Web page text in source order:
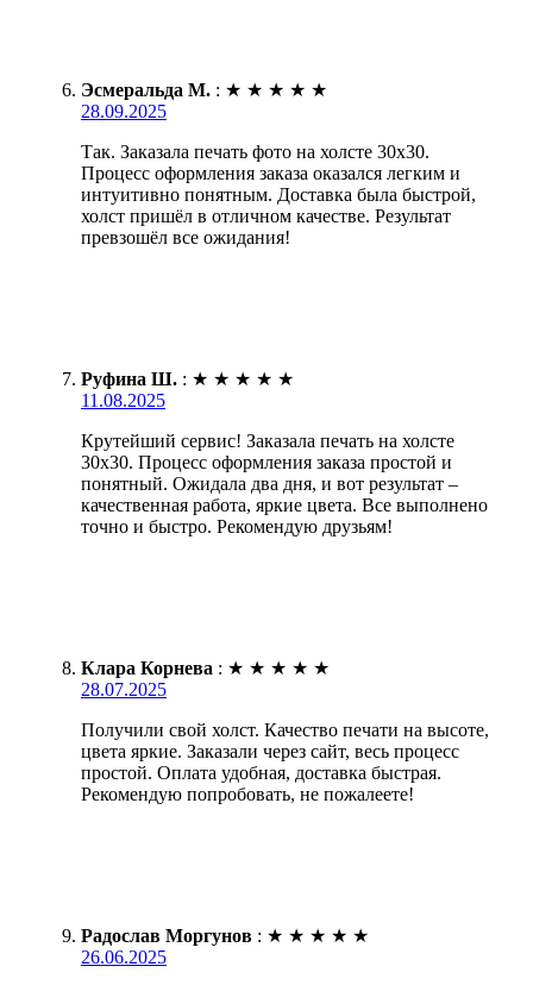
Эсмеральда М. : ★ ★ ★ ★ ★
28.09.2025
Так. Заказала печать фото на холсте 30х30.
Процесс оформления заказа оказался легким и
интуитивно понятным. Доставка была быстрой,
холст пришёл в отличном качестве. Результат
превзошёл все ожидания!
Руфина Ш. : ★ ★ ★ ★ ★
11.08.2025
Крутейший сервис! Заказала печать на холсте
30х30. Процесс оформления заказа простой и
понятный. Ожидала два дня, и вот результат –
качественная работа, яркие цвета. Все выполнено
точно и быстро. Рекомендую друзьям!
Клара Корнева : ★ ★ ★ ★ ★
28.07.2025
Получили свой холст. Качество печати на высоте,
цвета яркие. Заказали через сайт, весь процесс
простой. Оплата удобная, доставка быстрая.
Рекомендую попробовать, не пожалеете!
Радослав Моргунов : ★ ★ ★ ★ ★
26.06.2025